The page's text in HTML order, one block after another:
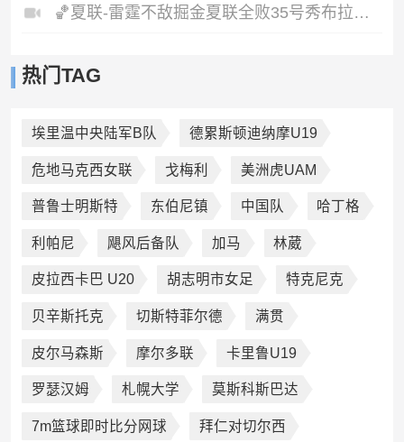
🏀夏联-雷霆不敌掘金夏联全败35号秀布拉齐尔32+6马拉14+7+6
热门TAG
埃里温中央陆军B队 德累斯顿迪纳摩U19
危地马克西女联 戈梅利 美洲虎UAM
普鲁士明斯特 东伯尼镇 中国队 哈丁格
利帕尼 飓风后备队 加马 林葳
皮拉西卡巴 U20 胡志明市女足 特克尼克
贝辛斯托克 切斯特菲尔德 满贯
皮尔马森斯 摩尔多联 卡里鲁U19
罗瑟汉姆 札幌大学 莫斯科斯巴达
7m篮球即时比分网球 拜仁对切尔西